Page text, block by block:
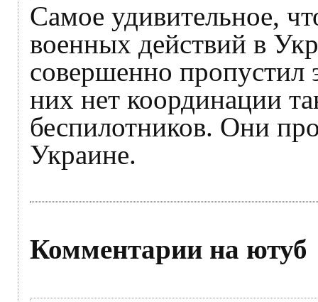
Самое удивительное,
военных действий в
совершенно
них нет координации
беспилотников. Они
Украине.
Комментарии на ютуб